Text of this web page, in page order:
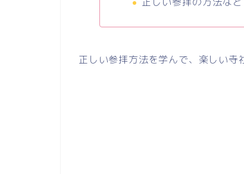
正しい参拝方法を学んで、楽しい寺